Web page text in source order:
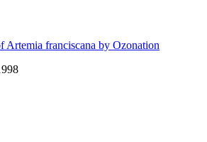
franciscana by Ozonation